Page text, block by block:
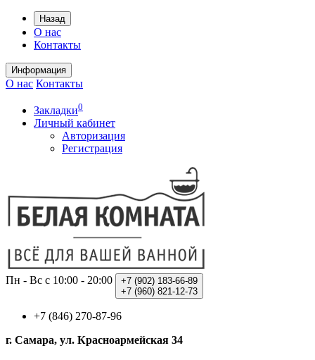
Назад
О нас
Контакты
Информация
О нас Контакты
Закладки0
Личный кабинет
Авторизация
Регистрация
Пн - Вс с 10:00 - 20:00 +7 (902) 183-66-89
+7 (960) 821-12-73
+7 (846) 270-87-96
г. Самара, ул. Красноармейская 34